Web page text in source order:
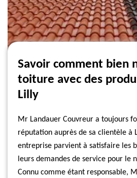
Savoir comment bien
toiture avec des
Lilly
Mr Landauer Couvreur a toujours
réputation auprès de sa clientèle à
entreprise parvient à satisfaire les
leurs demandes de service pour le
Connu comme étant responsable,